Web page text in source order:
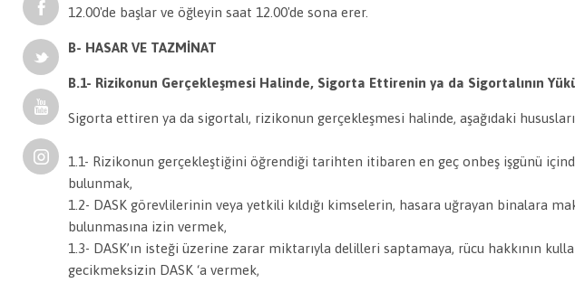
12.00'de başlar ve öğleyin saat 12.00'de sona erer.
B- HASAR VE TAZMİNAT
B.1- Rizikonun Gerçekleşmesi Halinde, Sigorta Ettirenin ya da Sigortalının
Sigorta ettiren ya da sigortalı, rizikonun gerçekleşmesi halinde, aşağıdaki
1.1- Rizikonun gerçekleştiğini öğrendiği tarihten itibaren en geç onbeş işgünü
bulunmak,
1.2- DASK görevlilerinin veya yetkili kıldığı kimselerin, hasara uğrayan binalara
bulunmasına izin vermek,
1.3- DASK’ın isteği üzerine zarar miktarıyla delilleri saptamaya, rücu hakkının
gecikmeksizin DASK ‘a vermek,